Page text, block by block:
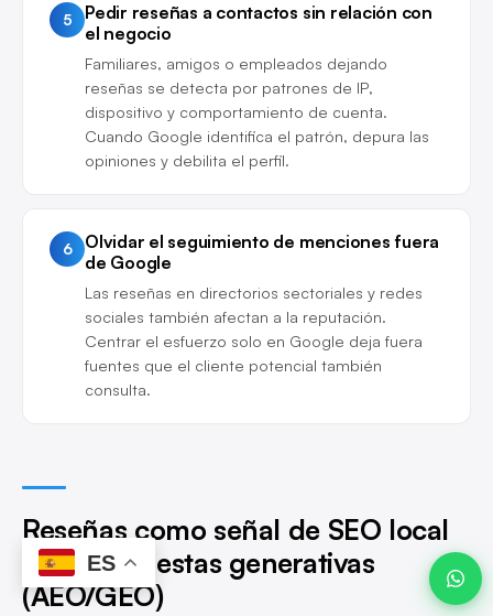
5
Pedir reseñas a contactos sin relación con
el negocio
Familiares, amigos o empleados dejando
reseñas se detecta por patrones de IP,
dispositivo y comportamiento de cuenta.
Cuando Google identifica el patrón, depura las
opiniones y debilita el perfil.
6
Olvidar el seguimiento de menciones fuera
de Google
Las reseñas en directorios sectoriales y redes
sociales también afectan a la reputación.
Centrar el esfuerzo solo en Google deja fuera
fuentes que el cliente potencial también
consulta.
Reseñas como señal de SEO local
y de respuestas generativas
(AEO/GEO)
Javier · Advanze
en línea
ES